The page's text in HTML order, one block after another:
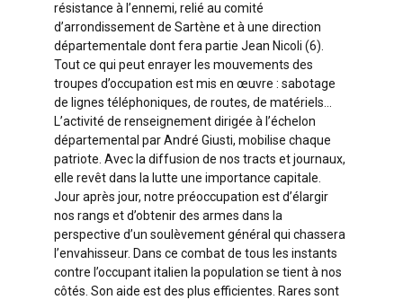
résistance à l’ennemi, relié au comité
d’arrondissement de Sartène et à une direction
départementale dont fera partie Jean Nicoli (6).
Tout ce qui peut enrayer les mouvements des
troupes d’occupation est mis en œuvre : sabotage
de lignes téléphoniques, de routes, de matériels…
L’activité de renseignement dirigée à l’échelon
départemental par André Giusti, mobilise chaque
patriote. Avec la diffusion de nos tracts et journaux,
elle revêt dans la lutte une importance capitale.
Jour après jour, notre préoccupation est d’élargir
nos rangs et d’obtenir des armes dans la
perspective d’un soulèvement général qui chassera
l’envahisseur. Dans ce combat de tous les instants
contre l’occupant italien la population se tient à nos
côtés. Son aide est des plus efficientes. Rares sont